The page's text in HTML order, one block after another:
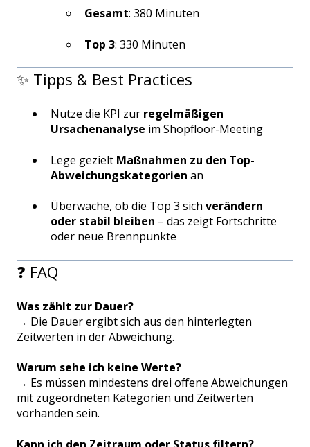
Gesamt: 380 Minuten
Top 3: 330 Minuten
✨ Tipps & Best Practices
Nutze die KPI zur regelmäßigen
Ursachenanalyse im Shopfloor-Meeting
Lege gezielt Maßnahmen zu den Top-
Abweichungskategorien an
Überwache, ob die Top 3 sich verändern
oder stabil bleiben – das zeigt Fortschritte
oder neue Brennpunkte
❓ FAQ
Was zählt zur Dauer?
→ Die Dauer ergibt sich aus den hinterlegten
Zeitwerten in der Abweichung.
Warum sehe ich keine Werte?
→ Es müssen mindestens drei offene Abweichungen
mit zugeordneten Kategorien und Zeitwerten
vorhanden sein.